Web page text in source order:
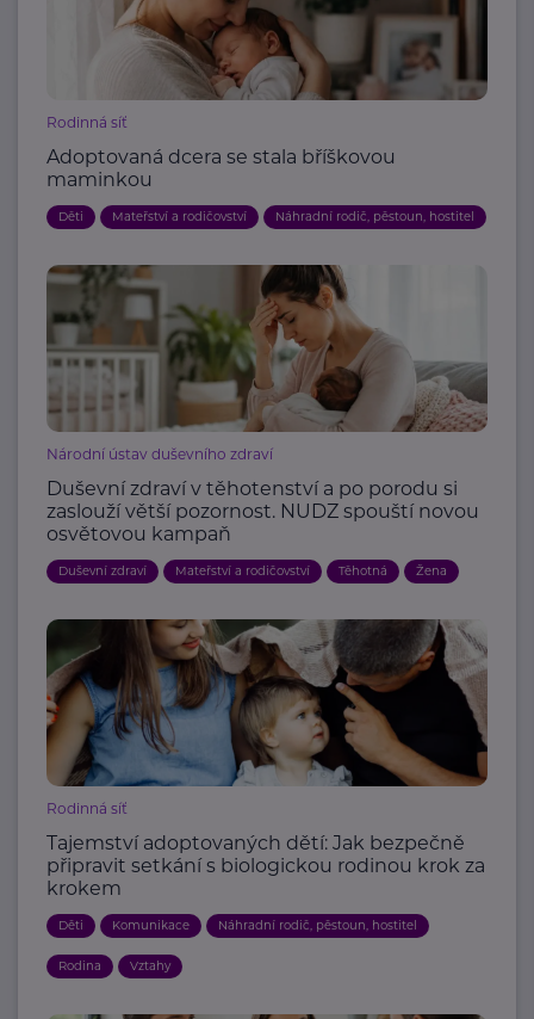
Rodinná síť
Adoptovaná dcera se stala bříškovou
maminkou
Děti Mateřství a rodičovství Náhradní rodič, pěstoun, hostitel
Národní ústav duševního zdraví
Duševní zdraví v těhotenství a po porodu si
zaslouží větší pozornost. NUDZ spouští novou
osvětovou kampaň
Duševní zdraví Mateřství a rodičovství Těhotná Žena
Rodinná síť
Tajemství adoptovaných dětí: Jak bezpečně
připravit setkání s biologickou rodinou krok za
krokem
Děti Komunikace Náhradní rodič, pěstoun, hostitel
Rodina Vztahy